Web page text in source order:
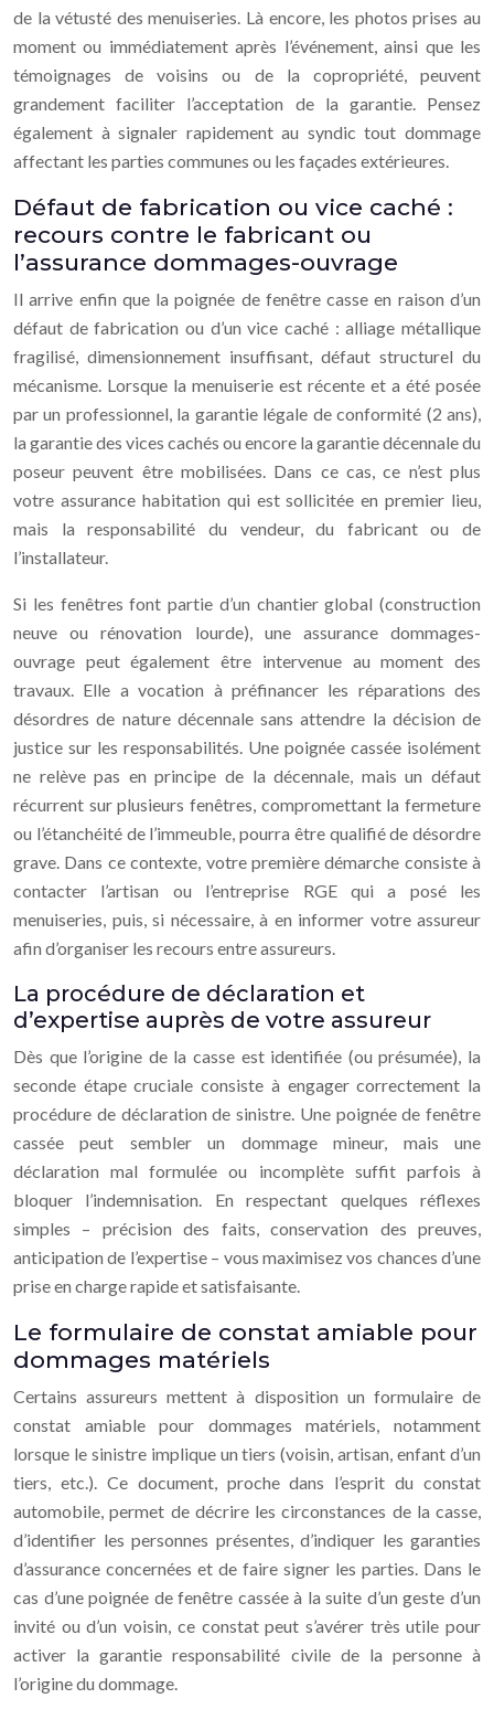
de la vétusté des menuiseries. Là encore, les photos prises au
moment ou immédiatement après l’événement, ainsi que les
témoignages de voisins ou de la copropriété, peuvent
grandement faciliter l’acceptation de la garantie. Pensez
également à signaler rapidement au syndic tout dommage
affectant les parties communes ou les façades extérieures.
Défaut de fabrication ou vice caché :
recours contre le fabricant ou
l’assurance dommages-ouvrage
Il arrive enfin que la poignée de fenêtre casse en raison d’un
défaut de fabrication ou d’un vice caché : alliage métallique
fragilisé, dimensionnement insuffisant, défaut structurel du
mécanisme. Lorsque la menuiserie est récente et a été posée
par un professionnel, la garantie légale de conformité (2 ans),
la garantie des vices cachés ou encore la garantie décennale du
poseur peuvent être mobilisées. Dans ce cas, ce n’est plus
votre assurance habitation qui est sollicitée en premier lieu,
mais la responsabilité du vendeur, du fabricant ou de
l’installateur.
Si les fenêtres font partie d’un chantier global (construction
neuve ou rénovation lourde), une assurance dommages-
ouvrage peut également être intervenue au moment des
travaux. Elle a vocation à préfinancer les réparations des
désordres de nature décennale sans attendre la décision de
justice sur les responsabilités. Une poignée cassée isolément
ne relève pas en principe de la décennale, mais un défaut
récurrent sur plusieurs fenêtres, compromettant la fermeture
ou l’étanchéité de l’immeuble, pourra être qualifié de désordre
grave. Dans ce contexte, votre première démarche consiste à
contacter l’artisan ou l’entreprise RGE qui a posé les
menuiseries, puis, si nécessaire, à en informer votre assureur
afin d’organiser les recours entre assureurs.
La procédure de déclaration et
d’expertise auprès de votre assureur
Dès que l’origine de la casse est identifiée (ou présumée), la
seconde étape cruciale consiste à engager correctement la
procédure de déclaration de sinistre. Une poignée de fenêtre
cassée peut sembler un dommage mineur, mais une
déclaration mal formulée ou incomplète suffit parfois à
bloquer l’indemnisation. En respectant quelques réflexes
simples – précision des faits, conservation des preuves,
anticipation de l’expertise – vous maximisez vos chances d’une
prise en charge rapide et satisfaisante.
Le formulaire de constat amiable pour
dommages matériels
Certains assureurs mettent à disposition un formulaire de
constat amiable pour dommages matériels, notamment
lorsque le sinistre implique un tiers (voisin, artisan, enfant d’un
tiers, etc.). Ce document, proche dans l’esprit du constat
automobile, permet de décrire les circonstances de la casse,
d’identifier les personnes présentes, d’indiquer les garanties
d’assurance concernées et de faire signer les parties. Dans le
cas d’une poignée de fenêtre cassée à la suite d’un geste d’un
invité ou d’un voisin, ce constat peut s’avérer très utile pour
activer la garantie responsabilité civile de la personne à
l’origine du dommage.